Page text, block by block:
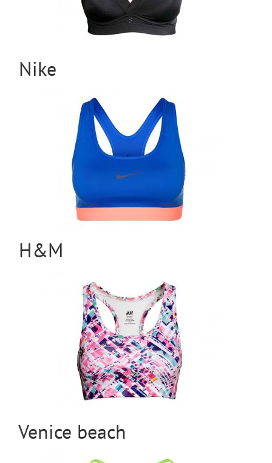
Nike
H&M
Venice beach